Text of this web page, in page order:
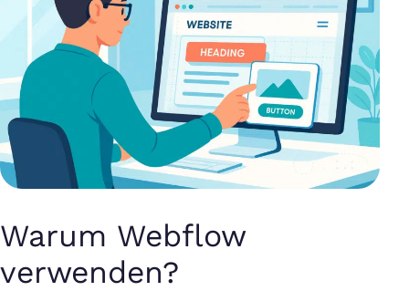
Warum Webflow
verwenden?